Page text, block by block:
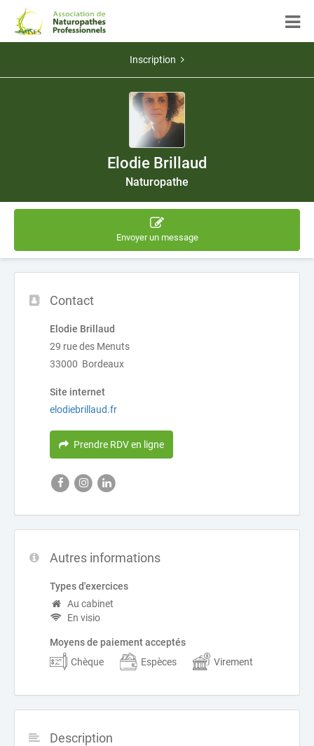
Inscription
Elodie Brillaud
Naturopathe
Envoyer un message
Contact
Elodie Brillaud
29 rue des Menuts
33000 Bordeaux
Site internet
elodiebrillaud.fr
Prendre RDV en ligne
Autres informations
Types d'exercices
Au cabinet
En visio
Moyens de paiement acceptés
Chèque
Espèces Virement
Description